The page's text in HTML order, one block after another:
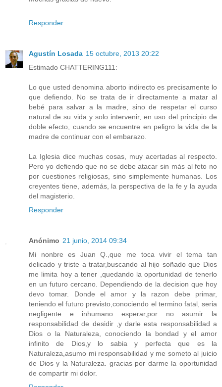
Responder
Agustín Losada 15 octubre, 2013 20:22
Estimado CHATTERING111:
Lo que usted denomina aborto indirecto es precisamente lo
que defiendo. No se trata de ir directamente a matar al
bebé para salvar a la madre, sino de respetar el curso
natural de su vida y solo intervenir, en uso del principio de
doble efecto, cuando se encuentre en peligro la vida de la
madre de continuar con el embarazo.
La Iglesia dice muchas cosas, muy acertadas al respecto.
Pero yo defiendo que no se debe atacar sin más al feto no
por cuestiones religiosas, sino simplemente humanas. Los
creyentes tiene, además, la perspectiva de la fe y la ayuda
del magisterio.
Responder
Anónimo 21 junio, 2014 09:34
Mi nonbre es Juan Q.,que me toca vivir el tema tan
delicado y triste a tratar,buscando al hijo soñado que Dios
me limita hoy a tener ,quedando la oportunidad de tenerlo
en un futuro cercano. Dependiendo de la decision que hoy
devo tomar. Donde el amor y la razon debe primar,
teniendo el futuro previsto,conociendo el termino fatal, seria
negligente e inhumano esperar,por no asumir la
responsabilidad de desidir ,y darle esta responsabilidad a
Dios o la Naturaleza, conociendo la bondad y el amor
infinito de Dios,y lo sabia y perfecta que es la
Naturaleza,asumo mi responsabilidad y me someto al juicio
de Dios y la Naturaleza. gracias por darme la oportunidad
de compartir mi dolor.